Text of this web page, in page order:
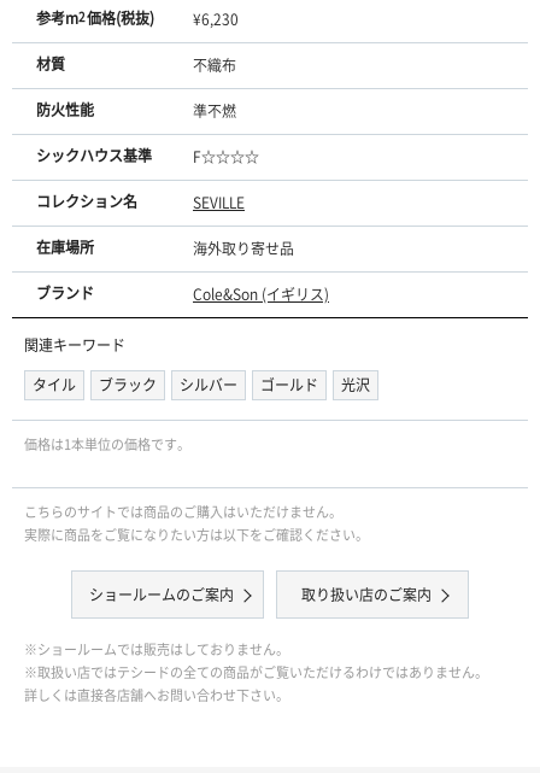
参考m2価格(税抜) ¥6,230
材質 不織布
防火性能 準不燃
シックハウス基準 F☆☆☆☆
コレクション名 SEVILLE
在庫場所 海外取り寄せ品
ブランド Cole&Son (イギリス)
関連キーワード
タイル
ブラック シルバー ゴールド 光沢
価格は1本単位の価格です。
こちらのサイトでは商品のご購入はいただけません。
実際に商品をご覧になりたい方は以下をご確認ください。
ショールームのご案内 取り扱い店のご案内
※ショールームでは販売はしておりません。
※取扱い店ではテシードの全ての商品がご覧いただけるわけではありません。
詳しくは直接各店舗へお問い合わせ下さい。